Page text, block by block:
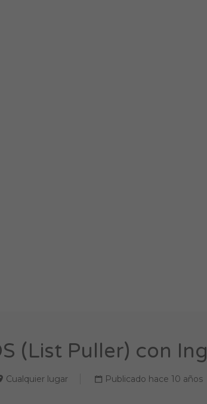
(List Puller) con
Cualquier lugar Publicado hace 10 años